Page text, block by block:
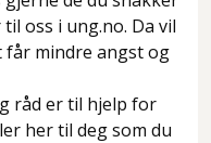
oss i ung.no. Da vil
får mindre angst og
råd er til hjelp for
her til deg som du